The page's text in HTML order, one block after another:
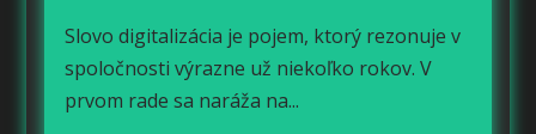
Slovo digitalizácia je pojem, ktorý rezonuje v
spoločnosti výrazne už niekoľko rokov. V
prvom rade sa naráža na...